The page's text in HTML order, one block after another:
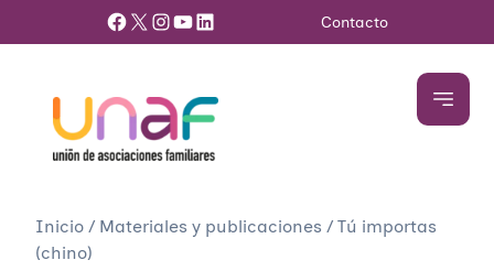
Facebook X InstagramYouTube LinkedIn Contacto
Inicio / Materiales y publicaciones / Tú importas
(chino)